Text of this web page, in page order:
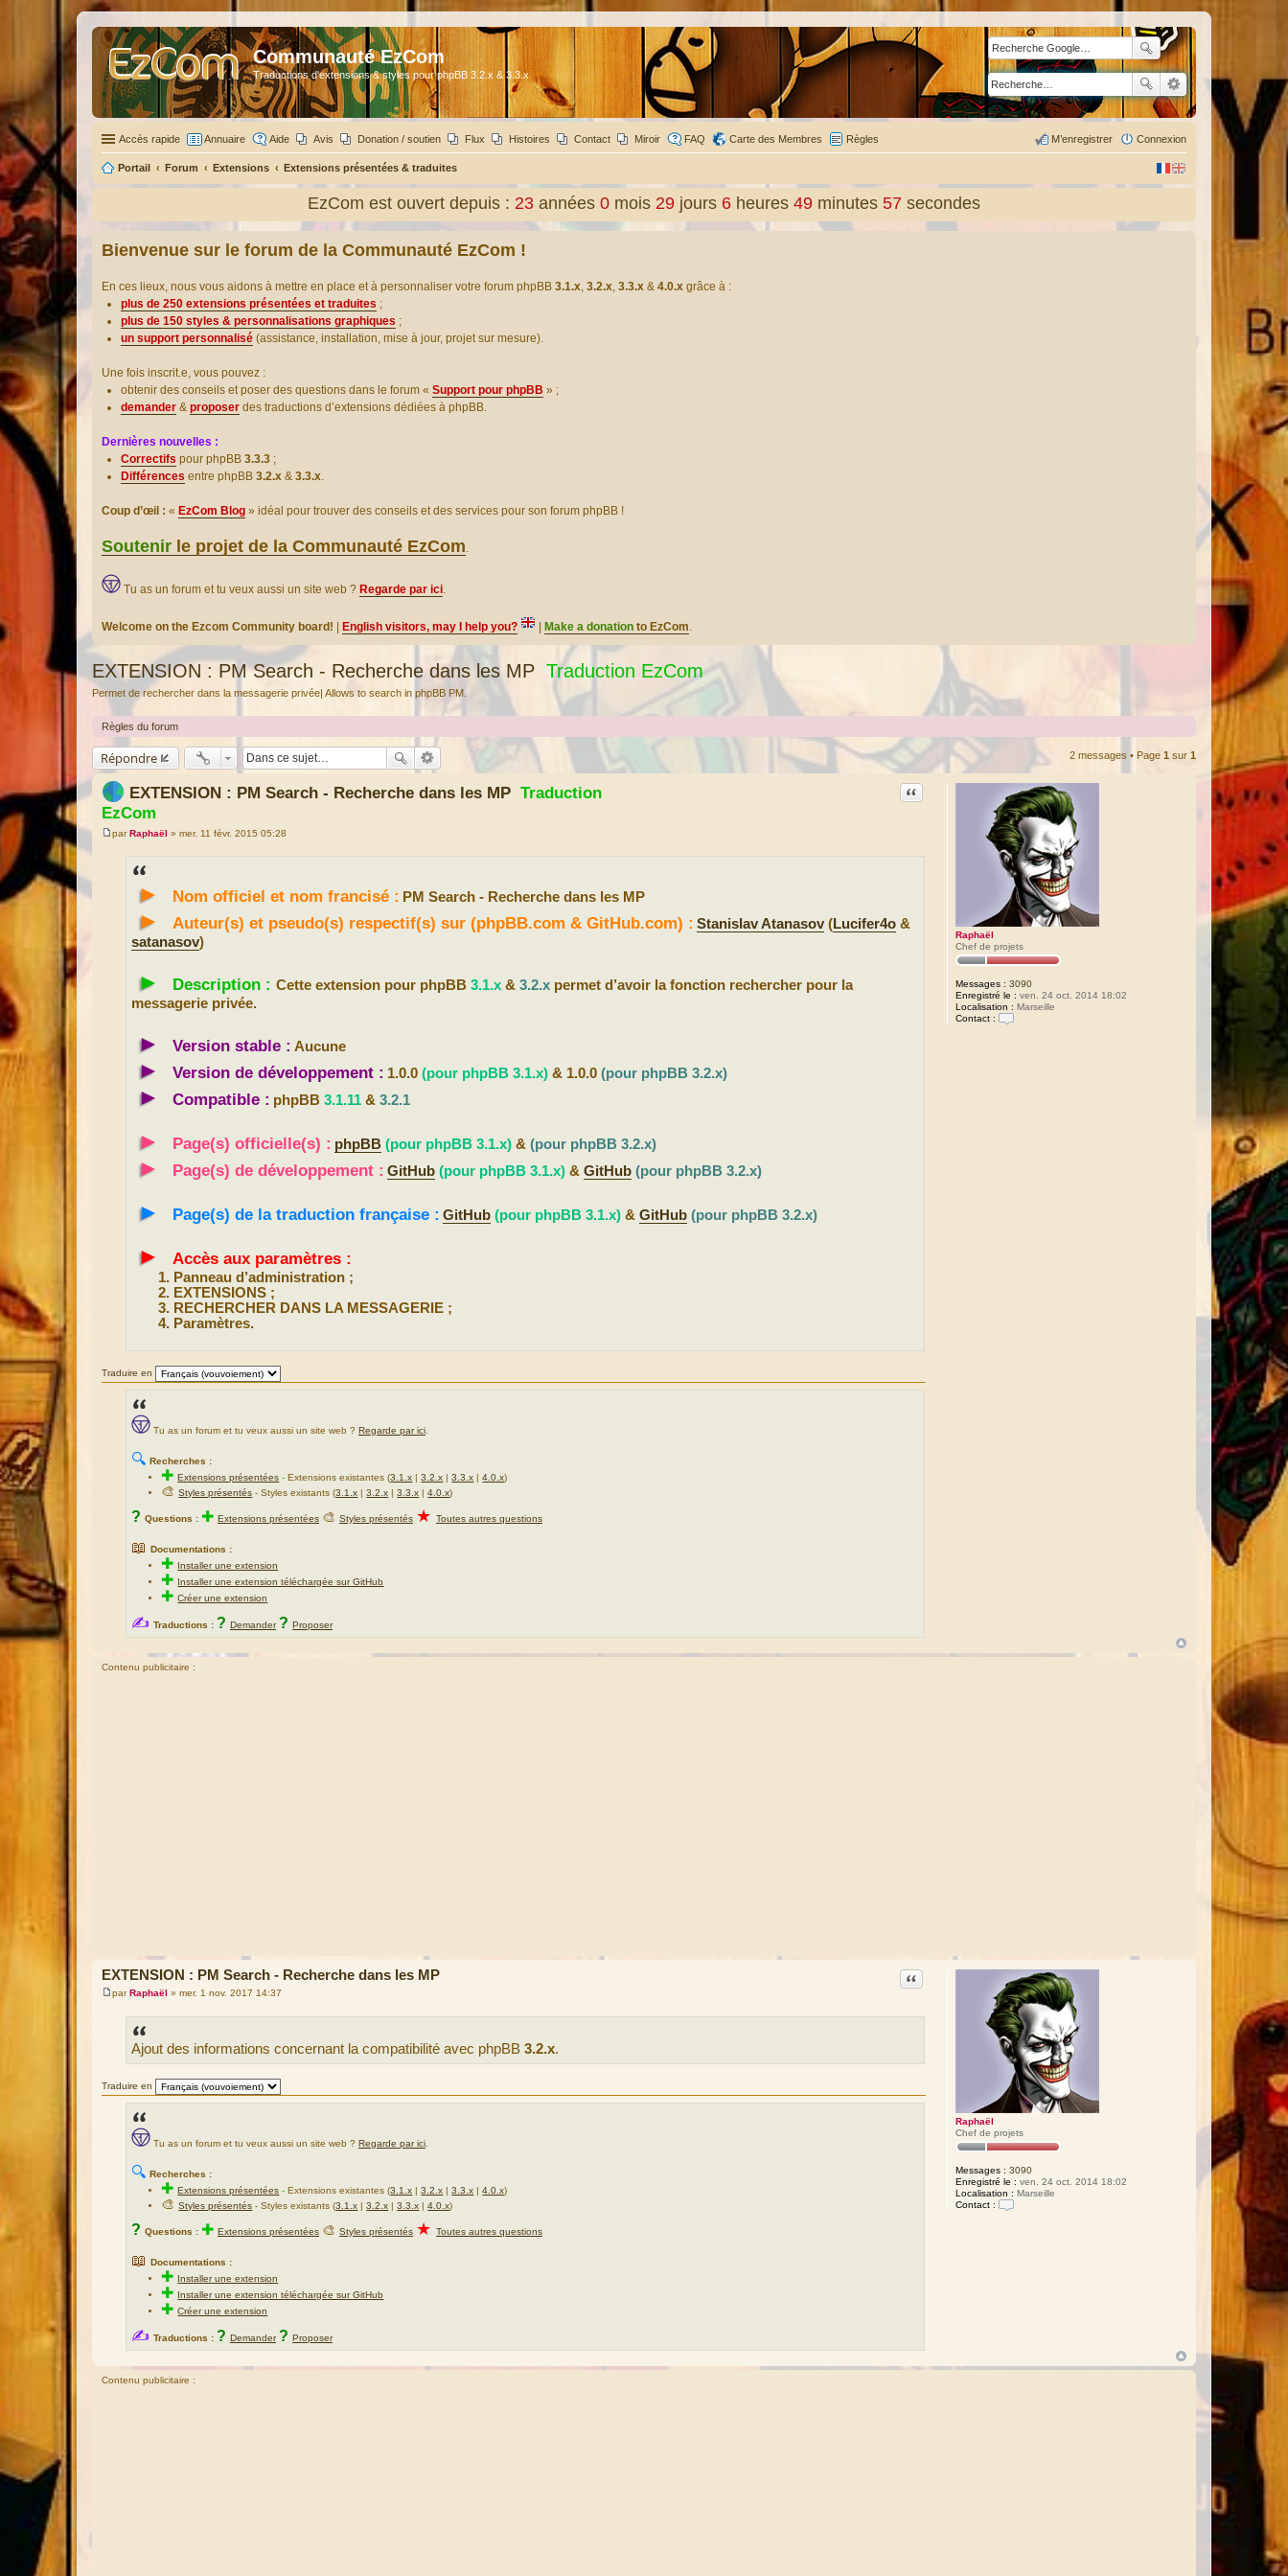
Communauté EzCom
Traductions d'extensions & styles pour phpBB 3.2.x & 3.3.x
Accès rapide Annuaire Aide Avis Donation / soutien Flux Histoires Contact Miroir FAQ Carte des Membres Règles Connexion
M’enregistrer
Portail Forum Extensions Extensions présentées & traduites
EzCom est ouvert depuis : 23 années 0 mois 29 jours 6 heures 49 minutes 58 secondes
Bienvenue sur le forum de la Communauté EzCom !
En ces lieux, nous vous aidons à mettre en place et à personnaliser votre forum phpBB 3.1.x, 3.2.x, 3.3.x & 4.0.x grâce à :
plus de 250 extensions présentées et traduites ;
plus de 150 styles & personnalisations graphiques ;
un support personnalisé (assistance, installation, mise à jour, projet sur mesure).
Une fois inscrit.e, vous pouvez :
obtenir des conseils et poser des questions dans le forum « Support pour phpBB » ;
demander & proposer des traductions d’extensions dédiées à phpBB.
Dernières nouvelles :
Correctifs pour phpBB 3.3.3 ;
Différences entre phpBB 3.2.x & 3.3.x.
Coup d’œil : « EzCom Blog » idéal pour trouver des conseils et des services pour son forum phpBB !
Soutenir le projet de la Communauté EzCom.
Tu as un forum et tu veux aussi un site web ? Regarde par ici.
Welcome on the Ezcom Community board! English visitors, may I help you? Make a donation to EzCom.
EXTENSION : PM Search - Recherche dans les MP Traduction EzCom
Permet de rechercher dans la messagerie privée| Allows to search in phpBB PM.
Règles du forum
Répondre 2 messages • Page 1 sur 1
Raphaël
Chef de projets
Messages : 3090
Enregistré le : ven. 24 oct. 2014 18:02
Localisation : Marseille
Contact :
EXTENSION : PM Search - Recherche dans les MP Traduction
EzCom
Citation
M
parRaphaël » mer. 11 févr. 2015 05:28
► Nom officiel et nom francisé : PM Search - Recherche dans les MP
► Auteur(s) et pseudo(s) respectif(s) sur (phpBB.com & GitHub.com) : Stanislav Atanasov (Lucifer4o &
satanasov)
► Description : Cette extension pour phpBB 3.1.x & 3.2.x permet d’avoir la fonction rechercher pour la
messagerie privée.
► Version stable : Aucune
► Version de développement : 1.0.0 (pour phpBB 3.1.x) & 1.0.0 (pour phpBB 3.2.x)
► Compatible : phpBB 3.1.11 & 3.2.1
► Page(s) officielle(s) : phpBB (pour phpBB 3.1.x) & (pour phpBB 3.2.x)
► Page(s) de développement : GitHub (pour phpBB 3.1.x) & GitHub (pour phpBB 3.2.x)
► Page(s) de la traduction française : GitHub (pour phpBB 3.1.x) & GitHub (pour phpBB 3.2.x)
► Accès aux paramètres :
Panneau d’administration ;
EXTENSIONS ;
RECHERCHER DANS LA MESSAGERIE ;
Paramètres.
Traduire en
Tu as un forum et tu veux aussi un site web ? Regarde par ici
🔍 Recherches :
✚Extensions présentées -Extensions existantes (3.1.x |3.2.x |3.3.x |4.0.x)
🎨Styles présentés - Styles existants (3.1.x |3.2.x |3.3.x |4.0.x)
? Questions : ✚ Extensions présentées 🎨 Styles présentés ★ Toutes autres questions
📖 Documentations :
✚ Installer une extension
✚ Installer une extension téléchargée sur GitHub
✚Créer une extension
✍ Traductions : ? Demander ? Proposer
Contenu publicitaire :
Raphaël
Chef de projets
Messages : 3090
Enregistré le : ven. 24 oct. 2014 18:02
Localisation : Marseille
Contact :
a
EXTENSION : PM Search - Recherche dans les MP Citation
par Raphaël » mer. 1 nov. 2017 14:37
Ajout des informations concernant la compatibilité avec phpBB 3.2.x.
Traduire en
Tu as un forum et tu veux aussi un site web ? Regarde par ici
🔍 Recherches :
✚Extensions présentées -Extensions existantes (3.1.x |3.2.x |3.3.x |4.0.x)
🎨Styles présentés - Styles existants (3.1.x |3.2.x |3.3.x |4.0.x)
? Questions : ✚ Extensions présentées 🎨 Styles présentés ★ Toutes autres questions
📖 Documentations :
✚ Installer une extension
✚ Installer une extension téléchargée sur GitHub
✚Créer une extension
✍ Traductions : ? Demander ? Proposer
Contenu publicitaire :